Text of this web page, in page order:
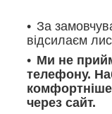
За
відсилаєм
Ми не
телефону.
через сайт.